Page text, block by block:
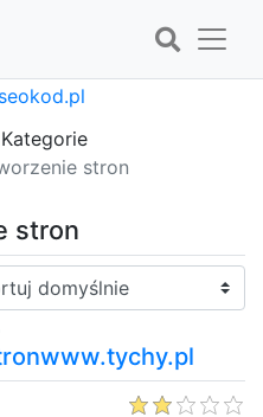
Kategorie
stron
stron